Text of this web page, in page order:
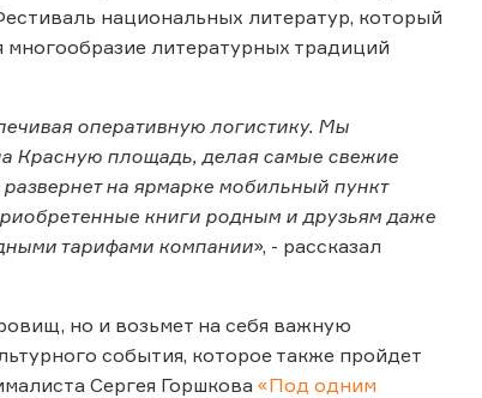
национальных литератур, который
литературных традиций
оперативную логистику. Мы
Красную площадь, делая самые свежие
на ярмарке мобильный пункт
книги родным и друзьям даже
тарифами компании», - рассказал
но и возьмет на себя важную
события, которое также пройдет
Сергея Горшкова «Под одним